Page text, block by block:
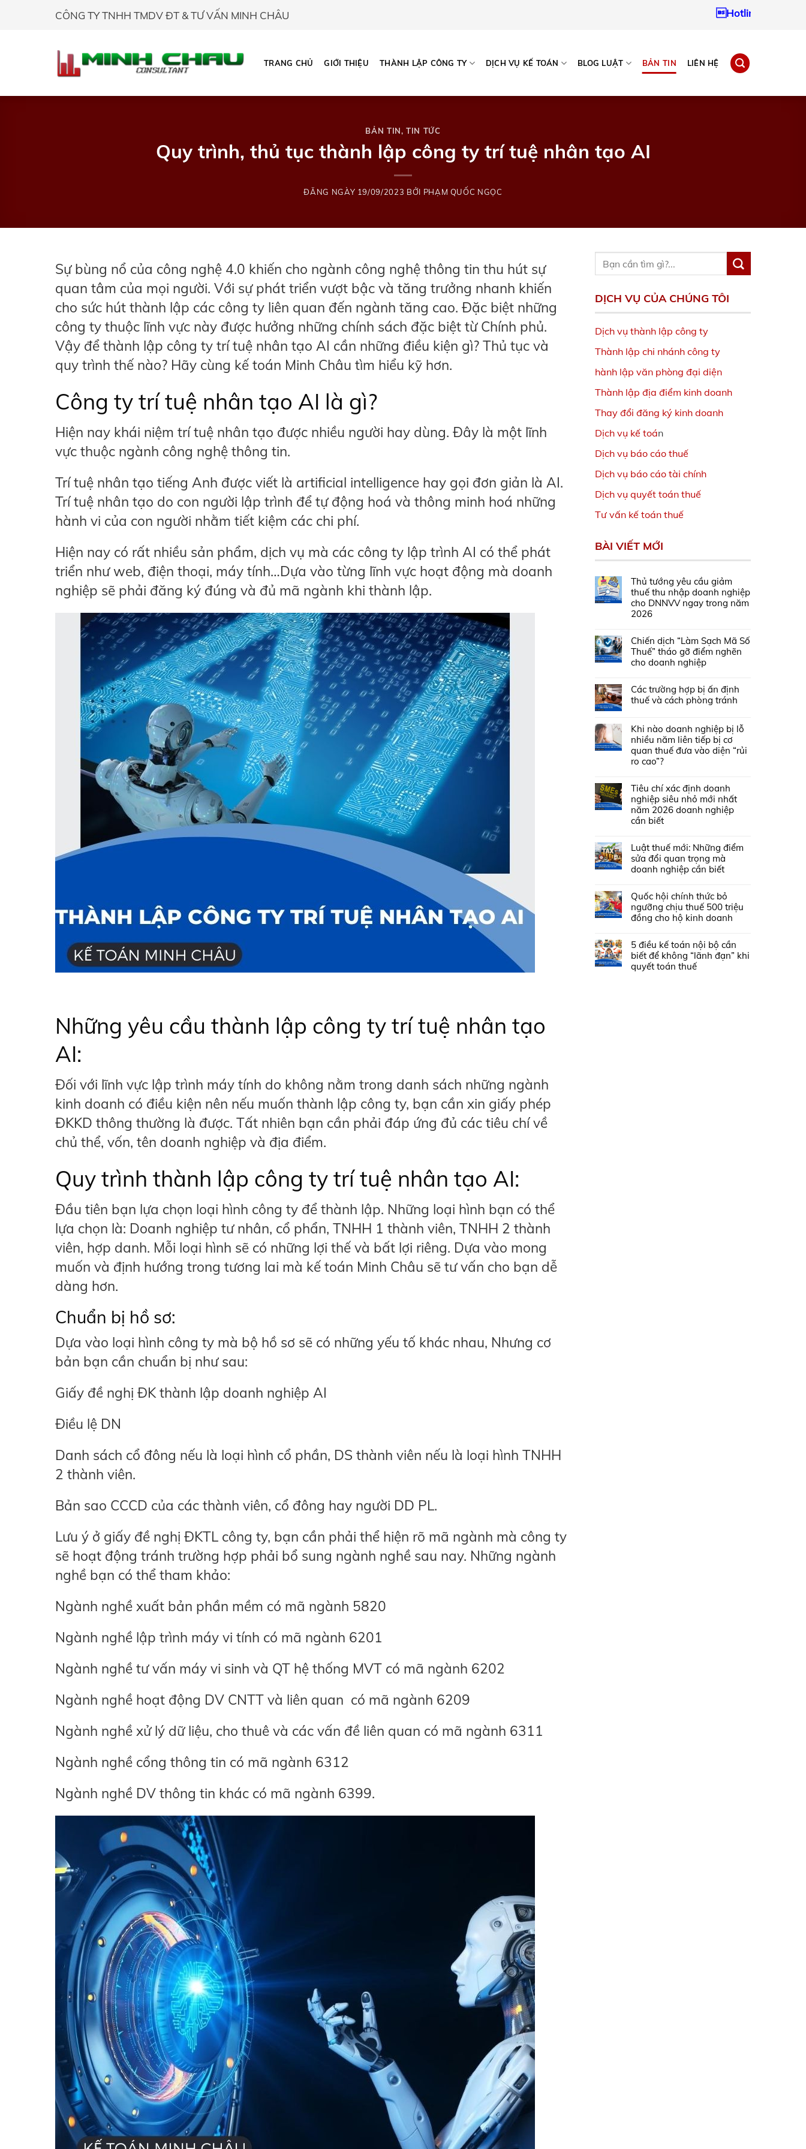
CÔNG TY TNHH TMDV ĐT & TƯ VẤN MINH CHÂU 0937967242
TRANG CHỦ GIỚI THIỆU THÀNH LẬP CÔNG TY DỊCH VỤ KẾ TOÁN BLOG LUẬT BẢN TIN LIÊN HỆ
BẢN TIN,TIN TỨC
Quy trình, thủ tục thành lập công ty trí tuệ nhân tạo AI
ĐĂNG NGÀY 19/09/2023 BỞI PHẠM QUỐC NGỌC
Sự bùng nổ của công nghệ 4.0 khiến cho ngành công nghệ thông tin thu hút sự
quan tâm của mọi người. Với sự phát triển vượt bậc và tăng trưởng nhanh khiến
cho sức hút thành lập các công ty liên quan đến ngành tăng cao. Đặc biệt những
công ty thuộc lĩnh vực này được hưởng những chính sách đặc biệt từ Chính phủ.
Vậy để thành lập công ty trí tuệ nhân tạo AI cần những điều kiện gì? Thủ tục và
quy trình thế nào? Hãy cùng kế toán Minh Châu tìm hiểu kỹ hơn.
Công ty trí tuệ nhân tạo AI là gì?
Hiện nay khái niệm trí tuệ nhân tạo được nhiều người hay dùng. Đây là một lĩnh
vực thuộc ngành công nghệ thông tin.
Trí tuệ nhân tạo tiếng Anh được viết là artificial intelligence hay gọi đơn giản là AI.
Trí tuệ nhân tạo do con người lập trình để tự động hoá và thông minh hoá những
hành vi của con người nhằm tiết kiệm các chi phí.
Hiện nay có rất nhiều sản phẩm, dịch vụ mà các công ty lập trình AI có thể phát
triển như web, điện thoại, máy tính…Dựa vào từng lĩnh vực hoạt động mà doanh
nghiệp sẽ phải đăng ký đúng và đủ mã ngành khi thành lập.
Những yêu cầu thành lập công ty trí tuệ nhân tạo
AI:
Đối với lĩnh vực lập trình máy tính do không nằm trong danh sách những ngành
kinh doanh có điều kiện nên nếu muốn thành lập công ty, bạn cần xin giấy phép
ĐKKD thông thường là được. Tất nhiên bạn cần phải đáp ứng đủ các tiêu chí về
chủ thể, vốn, tên doanh nghiệp và địa điểm.
Quy trình thành lập công ty trí tuệ nhân tạo AI:
Đầu tiên bạn lựa chọn loại hình công ty để thành lập. Những loại hình bạn có thể
lựa chọn là: Doanh nghiệp tư nhân, cổ phẩn, TNHH 1 thành viên, TNHH 2 thành
viên, hợp danh. Mỗi loại hình sẽ có những lợi thế và bất lợi riêng. Dựa vào mong
muốn và định hướng trong tương lai mà kế toán Minh Châu sẽ tư vấn cho bạn dễ
dàng hơn.
Chuẩn bị hồ sơ:
Dựa vào loại hình công ty mà bộ hồ sơ sẽ có những yếu tố khác nhau, Nhưng cơ
bản bạn cần chuẩn bị như sau:
Giấy đề nghị ĐK thành lập doanh nghiệp AI
Điều lệ DN
Danh sách cổ đông nếu là loại hình cổ phần, DS thành viên nếu là loại hình TNHH
2 thành viên.
Bản sao CCCD của các thành viên, cổ đông hay người DD PL.
Lưu ý ở giấy đề nghị ĐKTL công ty, bạn cần phải thể hiện rõ mã ngành mà công ty
sẽ hoạt động tránh trường hợp phải bổ sung ngành nghề sau nay. Những ngành
nghề bạn có thể tham khảo:
Ngành nghề xuất bản phần mềm có mã ngành 5820
Ngành nghề lập trình máy vi tính có mã ngành 6201
Ngành nghề tư vấn máy vi sinh và QT hệ thống MVT có mã ngành 6202
Ngành nghề hoạt động DV CNTT và liên quan có mã ngành 6209
Ngành nghề xử lý dữ liệu, cho thuê và các vấn đề liên quan có mã ngành 6311
Ngành nghề cổng thông tin có mã ngành 6312
Ngành nghề DV thông tin khác có mã ngành 6399.
DỊCH VỤ CỦA CHÚNG TÔI
Dịch vụ thành lập công ty
Thành lập chi nhánh công ty
hành lập văn phòng đại diện
Thành lập địa điểm kinh doanh
Thay đổi đăng ký kinh doanh
Dịch vụ kế toán
Dịch vụ báo cáo thuế
Dịch vụ báo cáo tài chính
Dịch vụ quyết toán thuế
Tư vấn kế toán thuế
BÀI VIẾT MỚI
Thủ tướng yêu cầu giảm
thuế thu nhập doanh nghiệp
cho DNNVV ngay trong năm
2026
Chiến dịch “Làm Sạch Mã Số
Thuế” tháo gỡ điểm nghẽn
cho doanh nghiệp
Các trường hợp bị ấn định
thuế và cách phòng tránh
Khi nào doanh nghiệp bị lỗ
nhiều năm liên tiếp bị cơ
quan thuế đưa vào diện “rủi
ro cao”?
Tiêu chí xác định doanh
nghiệp siêu nhỏ mới nhất
năm 2026 doanh nghiệp
cần biết
Luật thuế mới: Những điểm
sửa đổi quan trọng mà
doanh nghiệp cần biết
Quốc hội chính thức bỏ
ngưỡng chịu thuế 500 triệu
đồng cho hộ kinh doanh
5 điều kế toán nội bộ cần
biết để không “lãnh đạn” khi
quyết toán thuế